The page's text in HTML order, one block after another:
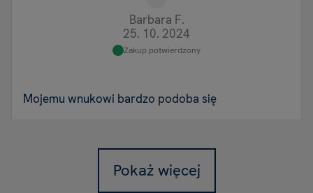
Barbara F.
25. 10. 2024
Zakup potwierdzony
Mojemu wnukowi bardzo podoba się
Pokaż więcej